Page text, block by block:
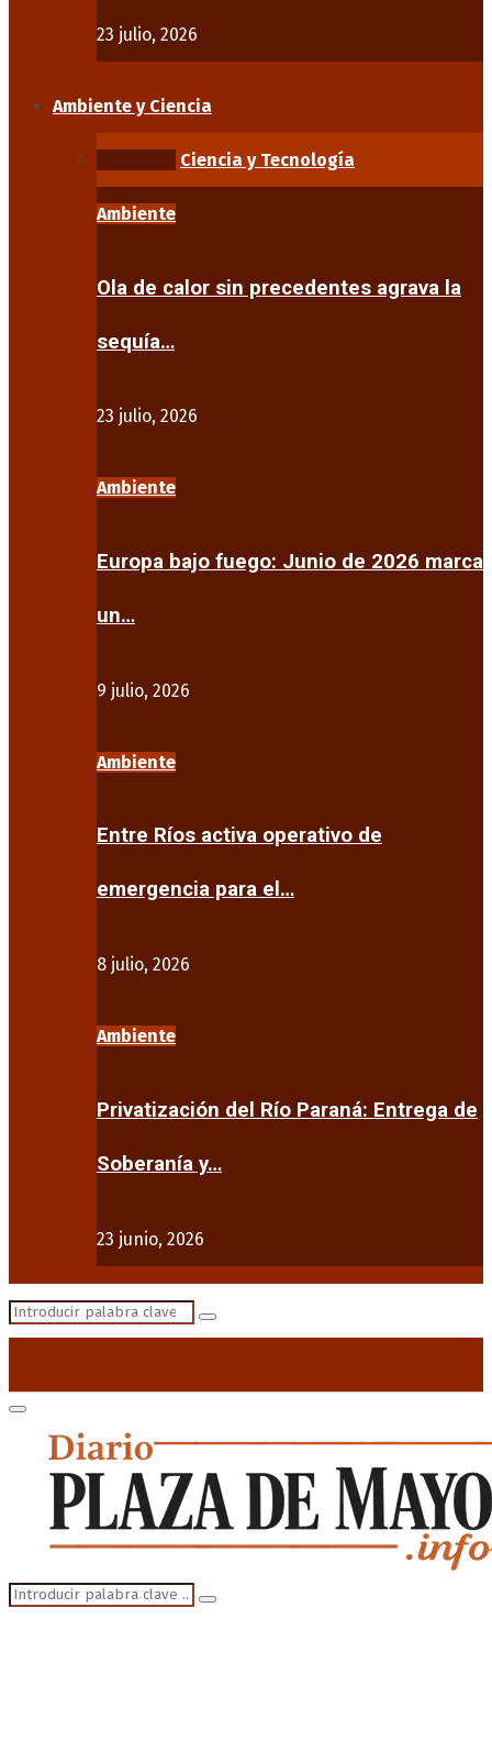
23 julio, 2026
Ambiente y Ciencia
Ciencia y Tecnología
Ambiente
Ola de calor sin precedentes agrava la
sequía…
23 julio, 2026
Ambiente
Europa bajo fuego: Junio de 2026 marca
un…
9 julio, 2026
Ambiente
Entre Ríos activa operativo de
emergencia para el…
8 julio, 2026
Ambiente
Privatización del Río Paraná: Entrega de
Soberanía y…
23 junio, 2026
Search
Search
Primary
Menu
Search
for:
Search